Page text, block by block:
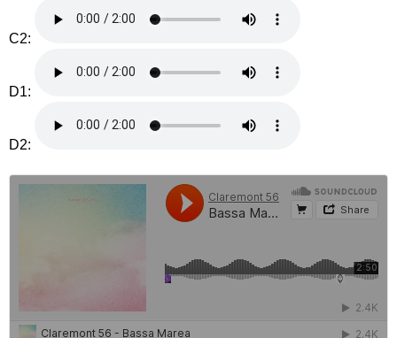
C2:
D1:
D2: